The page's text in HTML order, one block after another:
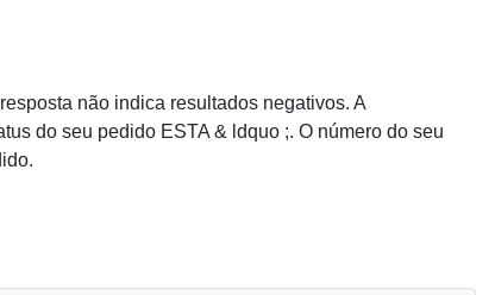
não indica resultados negativos. A
do seu pedido ESTA & ldquo ;. O número do seu